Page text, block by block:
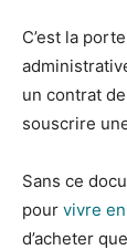
C’est la
un contrat
souscrire
Sans ce
pour vivre
d’acheter